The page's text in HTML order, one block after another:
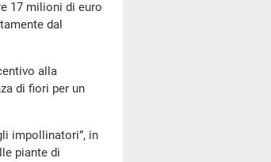
17 milioni di euro
dal
alla
di fiori per un
impollinatori”, in
piante di